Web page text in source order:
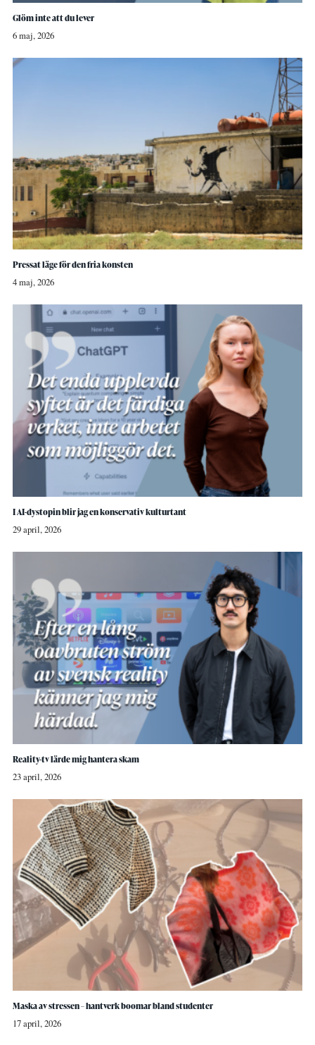
Glöm inte att du lever
6 maj, 2026
Pressat läge för den fria konsten
4 maj, 2026
I AI-dystopin blir jag en konservativ kulturtant
29 april, 2026
Reality-tv lärde mig hantera skam
23 april, 2026
Maska av stressen – hantverk boomar bland studenter
17 april, 2026